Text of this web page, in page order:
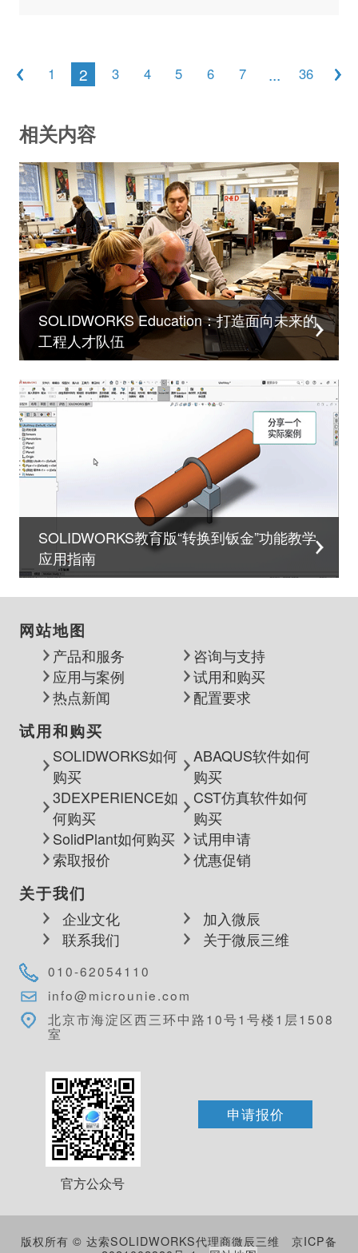
1 2 3 4 5 6 7 ... 36
相关内容
SOLIDWORKS Education：打造面向未来的
工程人才队伍
SOLIDWORKS教育版“转换到钣金”功能教学
应用指南
网站地图
产品和服务
咨询与支持
应用与案例
试用和购买
热点新闻
配置要求
试用和购买
SOLIDWORKS如何
购买
ABAQUS软件如何
购买
3DEXPERIENCE如
何购买
CST仿真软件如何
购买
SolidPlant如何购买
试用申请
索取报价
优惠促销
关于我们
企业文化
加入微辰
联系我们
关于微辰三维
010-62054110
info@microunie.com
北京市海淀区西三环中路10号1号楼1层1508
室
官方公众号
申请报价
版权所有 © 达索SOLIDWORKS代理商微辰三维
京ICP备